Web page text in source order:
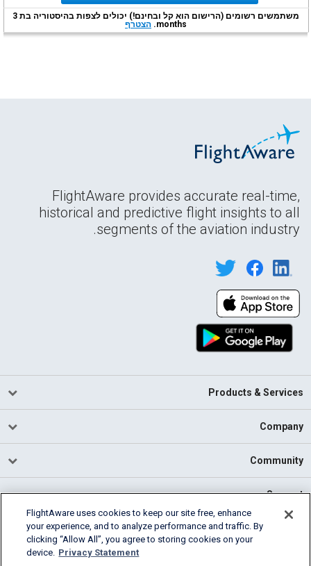
משתמשים רשומים (הרישום הוא קל ובחינם!) יכולים לצפות בהיסטוריה בת 3
months. הצטרף
FlightAware provides accurate real-time,
historical and predictive flight insights to all
segments of the aviation industry.
Products & Services
Company
Community
Support
FlightAware uses cookies to keep our site free, enhance
your experience, and to analyze performance and traffic. By
clicking “Allow All”, you agree to storing cookies on your
device. Privacy Statement